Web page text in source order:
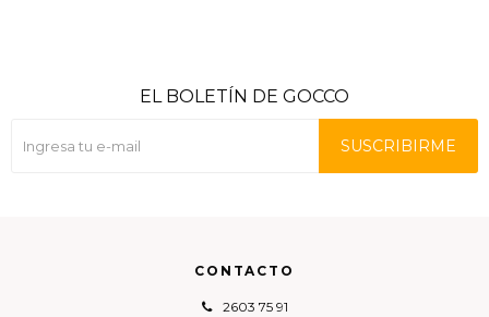
CONTACTO
2603 75 91
EL BOLETÍN DE GOCCO
SUSCRIBIRME